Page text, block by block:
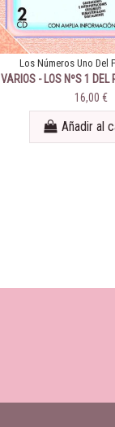
Los Números Uno Del
VARIOS - LOS NºS 1 DEL
1944
16,00 €
Añadir al